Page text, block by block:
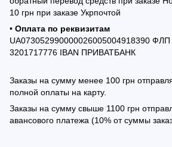
10 грн при заказе Укрпочтой
• Оплата по реквизитам
UA073052990000026005004918390
3201717776 IBAN ПРИВАТБАНК
Заказы на сумму менее 100 грн
полной оплаты на карту.
Заказы на сумму свыше 1100 грн
авансового платежа (10% от суммы